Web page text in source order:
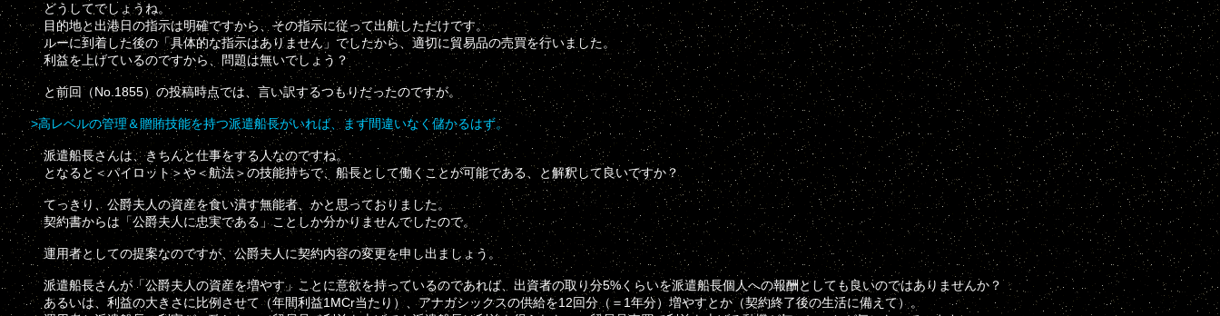
どうしてでしょうね。
目的地と出港日の指示は明確ですから、その指示に従って出航しただけです。
ルーに到着した後の「具体的な指示はありません」でしたから、適切に貿易品の売買を行いました。
利益を上げているのですから、問題は無いでしょう？
と前回（No.1855）の投稿時点では、言い訳するつもりだったのですが。
>高レベルの管理＆贈賄技能を持つ派遣船長がいれば、まず間違いなく儲かるはず。
派遣船長さんは、きちんと仕事をする人なのですね。
となると＜パイロット＞や＜航法＞の技能持ちで、船長として働くことが可能である、と解釈して良いですか？
てっきり、公爵夫人の資産を食い潰す無能者、かと思っておりました。
契約書からは「公爵夫人に忠実である」ことしか分かりませんでしたので。
運用者としての提案なのですが、公爵夫人に契約内容の変更を申し出ましょう。
派遣船長さんが「公爵夫人の資産を増やす」ことに意欲を持っているのであれば、出資者の取り分5%くらいを派遣船長個人への報酬としても良いのではありませんか？
あるいは、利益の大きさに比例させて（年間利益1MCr当たり）、アナガシックスの供給を12回分（＝1年分）増やすとか（契約終了後の生活に備えて）。